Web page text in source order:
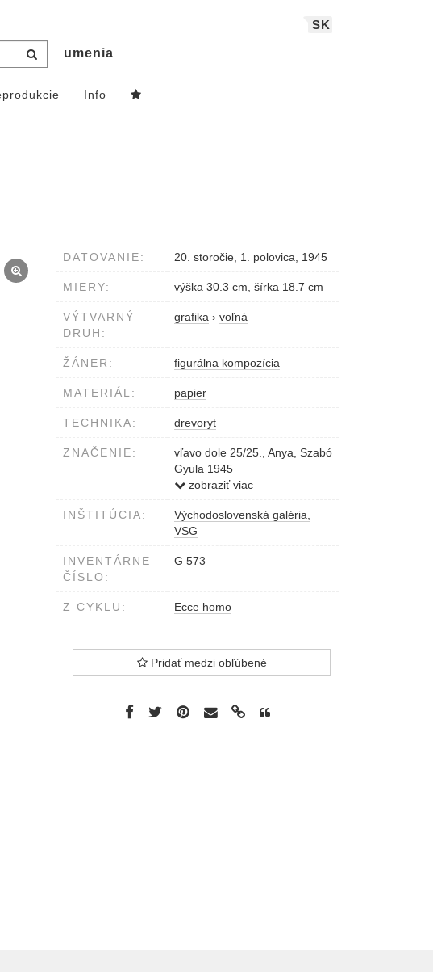
SK
umenia
Info
DATOVANIE: 20. storočie, 1. polovica, 1945
MIERY: výška 30.3 cm, šírka 18.7 cm
VÝTVARNÝ
DRUH:
grafika › voľná
ŽÁNER: figurálna kompozícia
MATERIÁL: papier
TECHNIKA: drevoryt
ZNAČENIE:
vľavo dole 25/25., Anya, Szabó
Gyula 1945
vľavo dole Az "Ecce homo",
Vpravo dole na ploche obrazu
Szabó Gy
zobraziť viac
INŠTITÚCIA:
Východoslovenská galéria,
VSG
INVENTÁRNE
ČÍSLO:
G 573
Z CYKLU: Ecce homo
Pridať medzi obľúbené